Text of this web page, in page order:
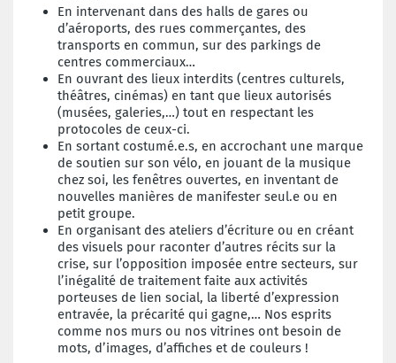
En intervenant dans des halls de gares ou
d’aéroports, des rues commerçantes, des
transports en commun, sur des parkings de
centres commerciaux…
En ouvrant des lieux interdits (centres culturels,
théâtres, cinémas) en tant que lieux autorisés
(musées, galeries,…) tout en respectant les
protocoles de ceux-ci.
En sortant costumé.e.s, en accrochant une marque
de soutien sur son vélo, en jouant de la musique
chez soi, les fenêtres ouvertes, en inventant de
nouvelles manières de manifester seul.e ou en
petit groupe.
En organisant des ateliers d’écriture ou en créant
des visuels pour raconter d’autres récits sur la
crise, sur l’opposition imposée entre secteurs, sur
l’inégalité de traitement faite aux activités
porteuses de lien social, la liberté d’expression
entravée, la précarité qui gagne,… Nos esprits
comme nos murs ou nos vitrines ont besoin de
mots, d’images, d’affiches et de couleurs !